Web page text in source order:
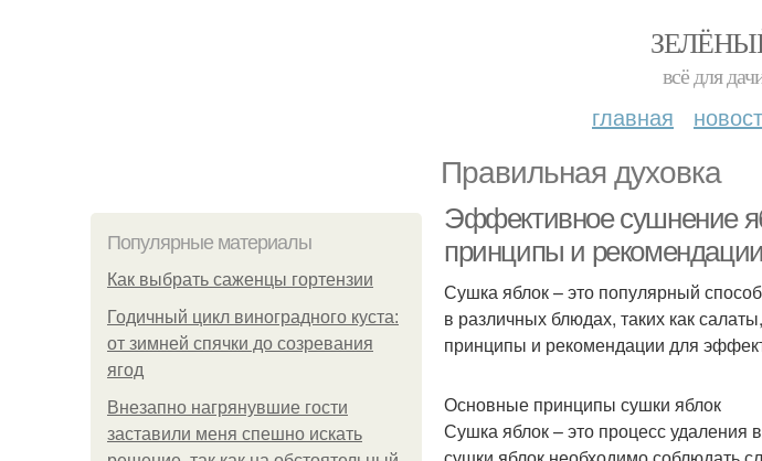
всё для
главная
Правильная духовка
Популярные материалы
Как выбрать саженцы гортензии
Годичный цикл виноградного куста:
от зимней спячки до созревания
ягод
Внезапно нагрянувшие гости
заставили меня спешно искать
Эффективное сушнение
принципы и рекомендации
Сушка яблок – это популярный
в различных блюдах, таких как
принципы и рекомендации для
Основные принципы сушки яблок
Сушка яблок – это процесс удаления